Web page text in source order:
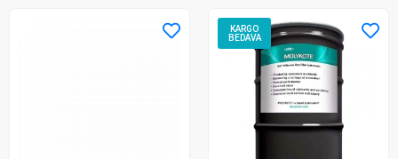
KARGO
BEDAVA